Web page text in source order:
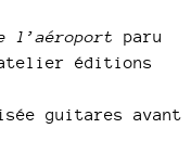
l’aéroport paru
atelier éditions
guitares avant